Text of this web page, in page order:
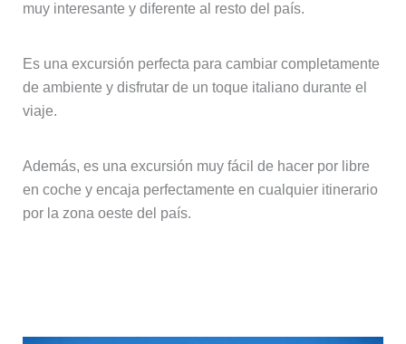
muy interesante y diferente al resto del país.
Es una excursión perfecta para cambiar completamente
de ambiente y disfrutar de un toque italiano durante el
viaje.
Además, es una excursión muy fácil de hacer por libre
en coche y encaja perfectamente en cualquier itinerario
por la zona oeste del país.